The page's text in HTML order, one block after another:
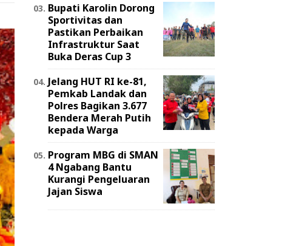
Bupati Karolin Dorong
Sportivitas dan
Pastikan Perbaikan
Infrastruktur Saat
Buka Deras Cup 3
Jelang HUT RI ke-81,
Pemkab Landak dan
Polres Bagikan 3.677
Bendera Merah Putih
kepada Warga
Program MBG di SMAN
4 Ngabang Bantu
Kurangi Pengeluaran
Jajan Siswa